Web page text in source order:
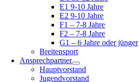
E1 9-10 Jahre
E2 9-10 Jahre
F1 – 7-8 Jahre
F2 – 7-8 Jahre
G1 – 6 Jahre oder jünger
Breitensport
Ansprechpartner
Hauptvorstand
Jugendvorstand